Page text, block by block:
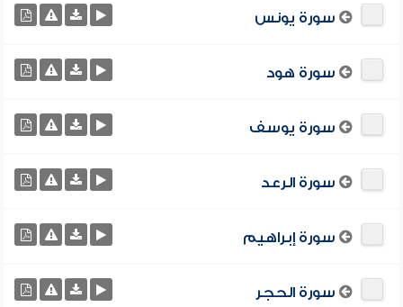
سورة يونس
سورة هود
سورة يوسف
سورة الرعد
سورة إبراهيم
سورة الحجر